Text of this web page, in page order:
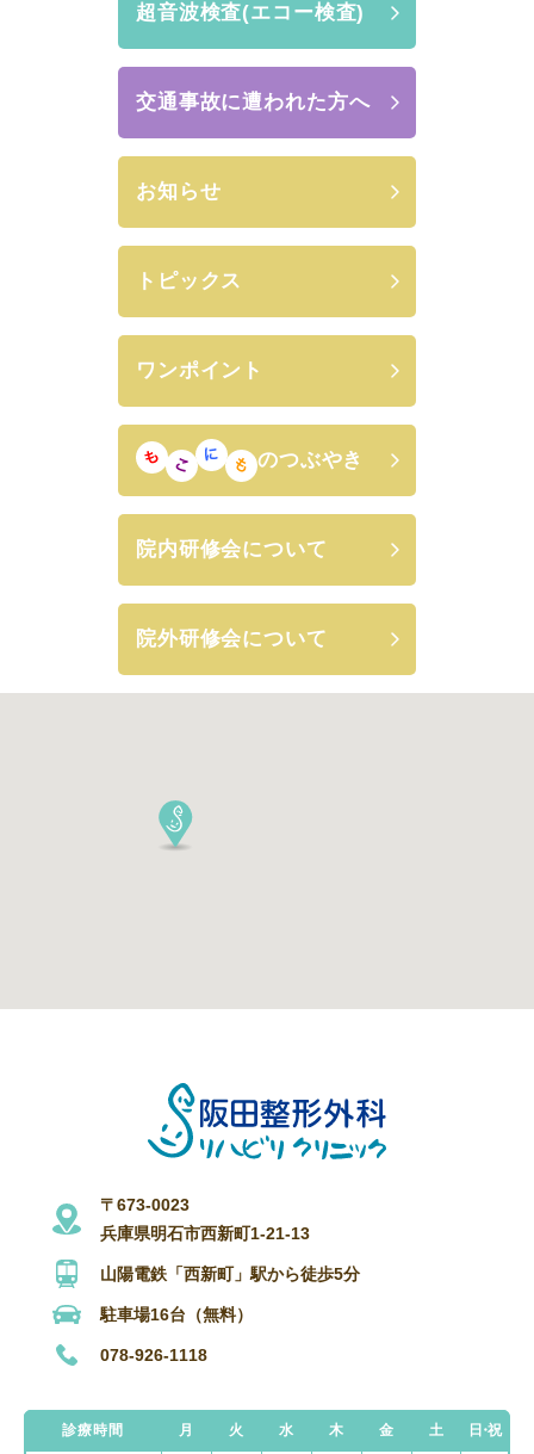
超音波検査(エコー検査)
交通事故に遭われた方へ
お知らせ
トピックス
ワンポイント
のつぶやき
院内研修会について
院外研修会について
〒673-0023
兵庫県明石市西新町1-21-13
山陽電鉄「西新町」駅から徒歩5分
駐車場16台（無料）
078-926-1118
診療時間 月 火 水 木 金 土 日・祝